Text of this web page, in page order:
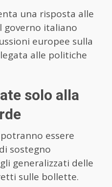
una risposta alle
governo italiano
europee sulla
alle politiche
solo alla
essere
sostegno
generalizzati delle
sulle bollette.